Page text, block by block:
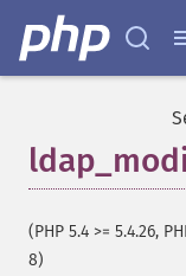
(PHP 5.4 >= 5.4.26,
8)